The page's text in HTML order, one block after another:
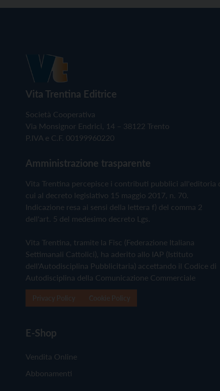
Vita Trentina Editrice
Società Cooperativa
Via Monsignor Endrici, 14 – 38122 Trento
P.IVA e C.F. 00199960220
Amministrazione trasparente
Vita Trentina percepisce i contributi pubblici all'editoria
cui al decreto legislativo 15 maggio 2017, n. 70.
Indicazione resa ai sensi della lettera f) del comma 2
dell'art. 5 del medesimo decreto Lgs.
Vita Trentina, tramite la Fisc (Federazione Italiana
Settimanali Cattolici), ha aderito allo IAP (Istituto
dell'Autodisciplina Pubblicitaria) accettando il Codice di
Autodisciplina della Comunicazione Commerciale
E-Shop
Vendita Online
Abbonamenti